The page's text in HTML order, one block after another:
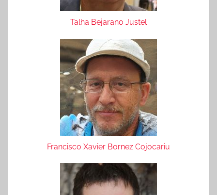
Talha Bejarano Justel
Francisco Xavier Bornez Cojocariu